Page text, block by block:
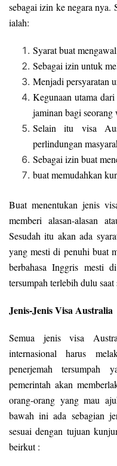
sebagai izin ke negara nya.
ialah:
Syarat buat
Sebagai izin untuk
Menjadi persyaratan
Kegunaan utama
jaminan bagi
Selain itu visa
perlindungan
Sebagai izin buat
buat memudahkan
Buat menentukan jenis
memberi alasan-alasan
Sesudah itu akan ada
yang mesti di penuhi buat
berbahasa Inggris mesti
tersumpah terlebih dulu
Jenis-Jenis Visa Australia
Semua jenis visa
internasional harus
penerjemah
pemerintah akan
orang-orang yang mau
bawah ini ada sebagian
sesuai dengan tujuan
beirkut :